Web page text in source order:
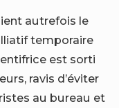
autrefois le
temporaire
est sorti
ravis d’éviter
au bureau et